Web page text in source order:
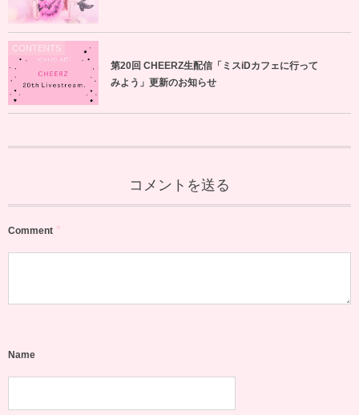
CONTENTS
第20回 CHEERZ生配信「ミスiDカフェに行って
みよう」更新のお知らせ
コメントを送る
Comment *
Name